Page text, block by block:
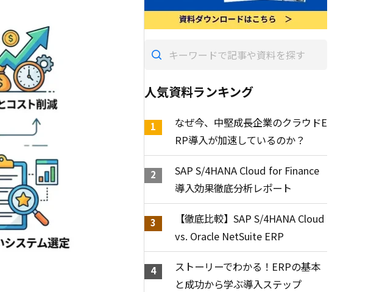
人気資料ランキング
なぜ今、中堅成長企業のクラウドE
RP導入が加速しているのか？
SAP S/4HANA Cloud for Finance
導入効果徹底分析レポート
【徹底比較】SAP S/4HANA Cloud
vs. Oracle NetSuite ERP
ストーリーでわかる！ERPの基本
と成功から学ぶ導入ステップ